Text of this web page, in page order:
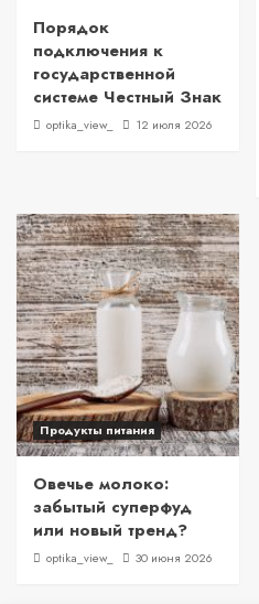
Порядок
подключения к
государственной
системе Честный Знак
optika_view_ 12 июля 2026
Продукты питания
Овечье молоко:
забытый суперфуд
или новый тренд?
optika_view_ 30 июня 2026